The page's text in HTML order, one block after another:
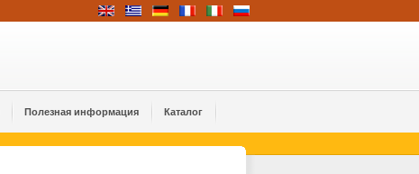
Полезная информация Каталог